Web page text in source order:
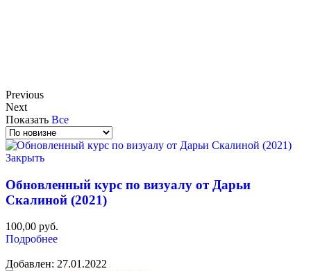
Previous
Next
Показать Все
Закрыть
Обновленный курс по визуалу от Дарьи
Скалиной (2021)
100,00 руб.
Подробнее
Добавлен: 27.01.2022